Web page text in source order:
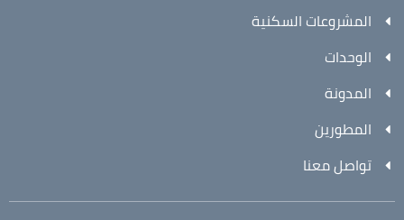
المشروعات السكنية
الوحدات
المدونة
المطورين
تواصل معنا